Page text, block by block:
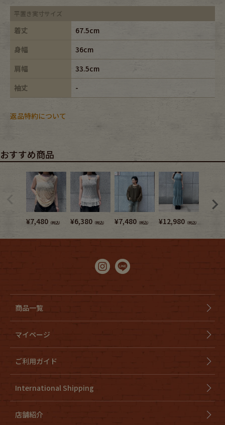
平置き実寸サイズ
着丈
67.5cm
身幅
36cm
肩幅
33.5cm
袖丈
-
返品特約について
おすすめ商品
¥7,480 （税込） ¥6,380 （税込） ¥7,480 （税込） ¥12,980 （税込）
商品一覧
マイページ
ご利用ガイド
International Shipping
店舗紹介